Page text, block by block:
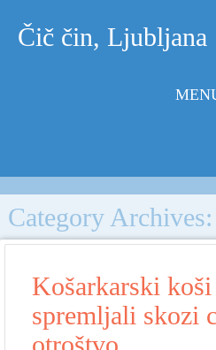
Čič čin, Ljubljana
Category Archives:
Košarkarski koši
spremljali skozi